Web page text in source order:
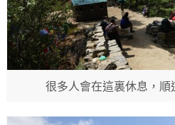
很多人會在這裏休息，順